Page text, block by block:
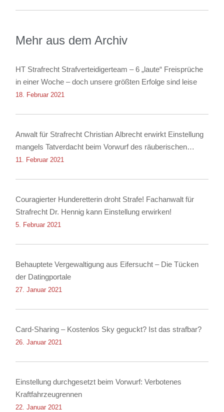
Mehr aus dem Archiv
HT Strafrecht Strafverteidigerteam – 6 „laute“ Freisprüche
in einer Woche – doch unsere größten Erfolge sind leise
18. Februar 2021
Anwalt für Strafrecht Christian Albrecht erwirkt Einstellung
mangels Tatverdacht beim Vorwurf des räuberischen
Diebstahls sowie der Körperverletzung
11. Februar 2021
Couragierter Hunderetterin droht Strafe! Fachanwalt für
Strafrecht Dr. Hennig kann Einstellung erwirken!
5. Februar 2021
Behauptete Vergewaltigung aus Eifersucht – Die Tücken
der Datingportale
27. Januar 2021
Card-Sharing – Kostenlos Sky geguckt? Ist das strafbar?
26. Januar 2021
Einstellung durchgesetzt beim Vorwurf: Verbotenes
Kraftfahrzeugrennen
22. Januar 2021